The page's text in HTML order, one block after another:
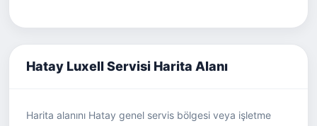
Hatay Luxell Servisi Harita Alanı
Harita alanını Hatay genel servis bölgesi veya işletme